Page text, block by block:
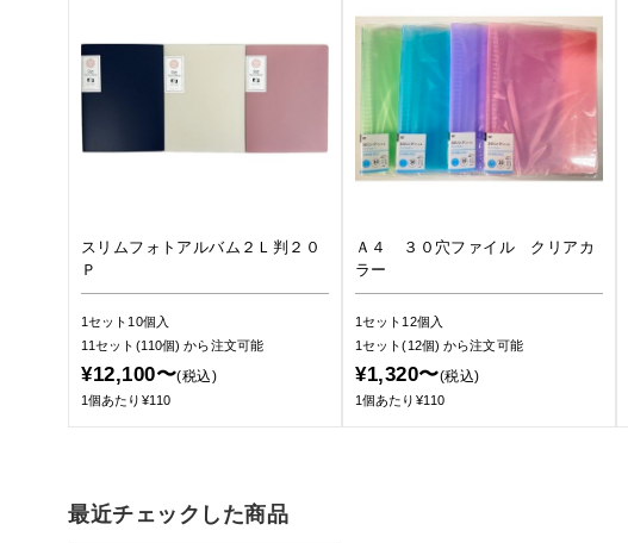
スリムフォトアルバム２Ｌ判２０
Ｐ
1セット10個入
11セット(110個)から注文可能
¥12,100〜(税込)
1個あたり¥110
Ａ４ ３０穴ファイル クリアカ
ラー
1セット12個入
1セット(12個)から注文可能
¥1,320〜(税込)
1個あたり¥110
最近チェックした商品